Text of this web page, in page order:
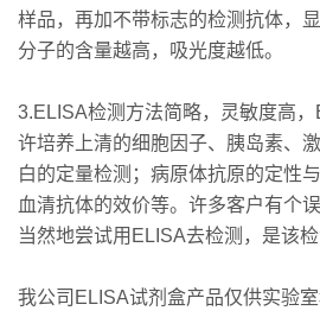
样品，再加不带标志的检测抗体，
分子的含量越高，吸光度越低。
3.ELISA检测方法简略，灵敏度高
许培养上清的细胞因子、胰岛素、
白的定量检测；病原体抗原的定性
血清抗体的效价等。许多客户有个
当然地尝试用ELISA去检测，是该检
我公司ELISA试剂盒产品仅供实验